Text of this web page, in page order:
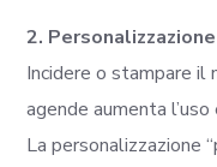
2.
Incidere o stampare il
agende aumenta
La personalizzazione